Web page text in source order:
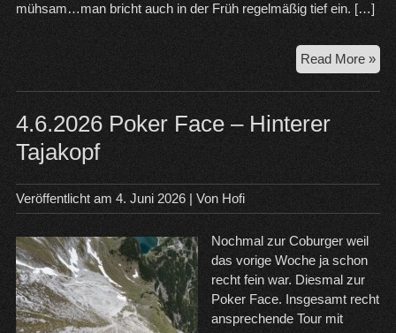
mühsam…man bricht auch in der Früh regelmäßig tief ein. […]
Read More »
4.6.2026 Poker Face – Hinterer
Tajakopf
Veröffentlicht am 4. Juni 2026| Von Hofi
Nochmal zur Coburger weil
das vorige Woche ja schon
recht fein war. Diesmal zur
Poker Face. Insgesamt recht
ansprechende Tour mit